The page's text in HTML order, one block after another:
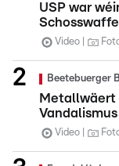
USP war
Video
Beetebuerger
Metallwäert
Video